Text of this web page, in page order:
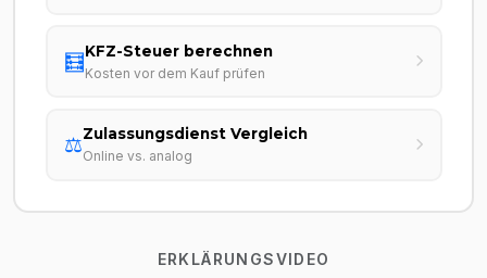
🧮KFZ-Steuer berechnen
Kosten vor dem Kauf prüfen
⚖️Zulassungsdienst Vergleich
Online vs. analog
ERKLÄRUNGSVIDEO